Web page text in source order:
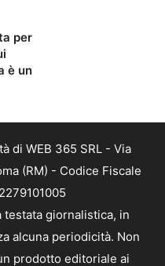
per
è un
di WEB 365 SRL - Via
(RM) - Codice Fiscale
giornalistica, in
alcuna periodicità. Non
prodotto editoriale ai